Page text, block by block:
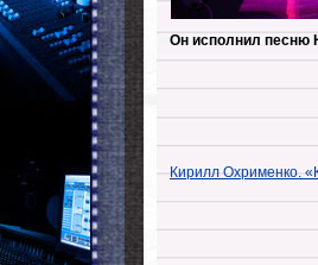
Он исполнил песню
Кирилл Охрименко.